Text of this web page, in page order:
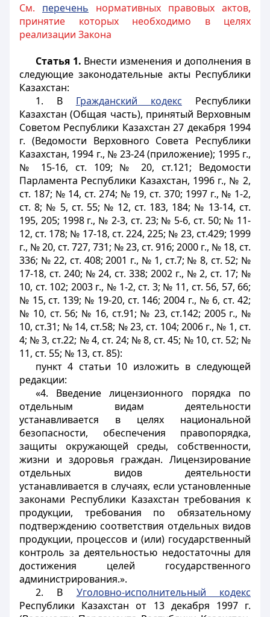
См. перечень нормативных правовых актов,
принятие которых необходимо в целях
реализации Закона
Статья 1. Внести изменения и дополнения в
следующие законодательные акты Республики
Казахстан:
1. В Гражданский кодекс Республики
Казахстан (Общая часть), принятый Верховным
Советом Республики Казахстан 27 декабря 1994
г. (Ведомости Верховного Совета Республики
Казахстан, 1994 г., № 23-24 (приложение); 1995 г.,
№ 15-16, ст. 109; № 20, ст.121; Ведомости
Парламента Республики Казахстан, 1996 г., № 2,
ст. 187; № 14, ст. 274; № 19, ст. 370; 1997 г., № 1-2,
ст. 8; № 5, ст. 55; № 12, ст. 183, 184; № 13-14, ст.
195, 205; 1998 г., № 2-3, ст. 23; № 5-6, ст. 50; № 11-
12, ст. 178; № 17-18, ст. 224, 225; № 23, ст.429; 1999
г., № 20, ст. 727, 731; № 23, ст. 916; 2000 г., № 18, ст.
336; № 22, ст. 408; 2001 г., № 1, ст.7; № 8, ст. 52; №
17-18, ст. 240; № 24, ст. 338; 2002 г., № 2, ст. 17; №
10, ст. 102; 2003 г., № 1-2, ст. 3; № 11, ст. 56, 57, 66;
№ 15, ст. 139; № 19-20, ст. 146; 2004 г., № 6, ст. 42;
№ 10, ст. 56; № 16, ст.91; № 23, ст.142; 2005 г., №
10, ст.31; № 14, ст.58; № 23, ст. 104; 2006 г., № 1, ст.
4; № 3, ст.22; № 4, ст. 24; № 8, ст. 45; № 10, ст. 52; №
11, ст. 55; № 13, ст. 85):
пункт 4 статьи 10 изложить в следующей
редакции:
«4. Введение лицензионного порядка по
отдельным видам деятельности
устанавливается в целях национальной
безопасности, обеспечения правопорядка,
защиты окружающей среды, собственности,
жизни и здоровья граждан. Лицензирование
отдельных видов деятельности
устанавливается в случаях, если установленные
законами Республики Казахстан требования к
продукции, требования по обязательному
подтверждению соответствия отдельных видов
продукции, процессов и (или) государственный
контроль за деятельностью недостаточны для
достижения целей государственного
администрирования.».
2. В Уголовно-исполнительный кодекс
Республики Казахстан от 13 декабря 1997 г.